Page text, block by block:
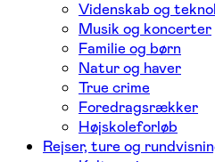
Videnskab og
Musik og koncerter
Familie og børn
Natur og haver
True crime
Foredragsrækker
Højskoleforløb
Rejser, ture og